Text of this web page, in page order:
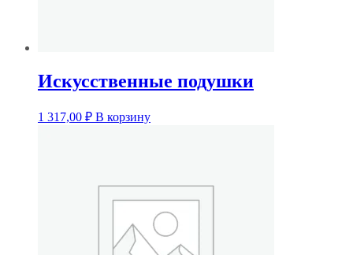
Искусственные подушки
1 317,00 ₽ В корзину